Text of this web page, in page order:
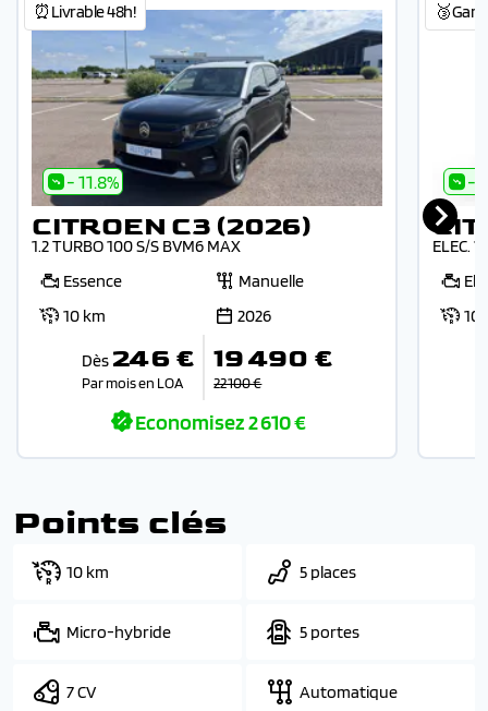
⏰Livrable 48h!
- 11.8%
CITROEN C3 (2026)
1.2 TURBO 100 S/S BVM6 MAX
Essence
Manuelle
10 km
2026
Dès 246 €
Par mois en LOA
19 490 €
22 100 €
Economisez2 610 €
-
ELEC.
10
Points clés
10 km 5 places
Micro-hybride 5 portes
7 CV Automatique